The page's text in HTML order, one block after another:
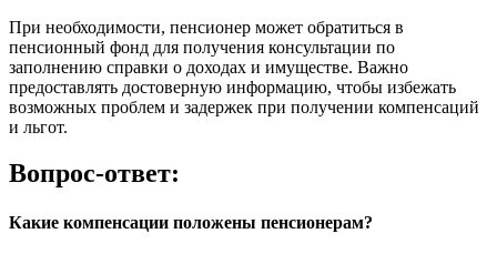
При необходимости, пенсионер может обратиться в
пенсионный фонд для получения консультации по
заполнению справки о доходах и имуществе. Важно
предоставлять достоверную информацию, чтобы избежать
возможных проблем и задержек при получении компенсаций
и льгот.
Вопрос-ответ:
Какие компенсации положены пенсионерам?